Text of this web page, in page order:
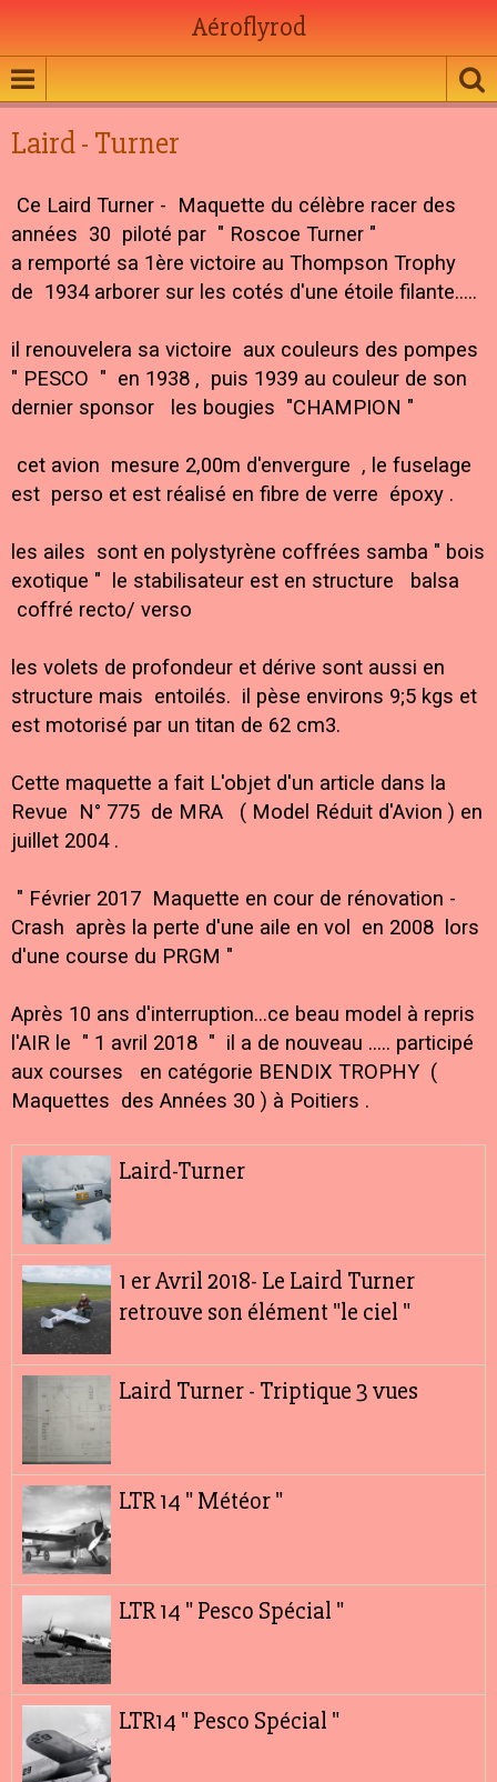
Aéroflyrod
Laird - Turner
Ce Laird Turner - Maquette du célèbre racer des
années 30 piloté par " Roscoe Turner "
a remporté sa 1ère victoire au Thompson Trophy
de 1934 arborer sur les cotés d'une étoile filante.....
il renouvelera sa victoire aux couleurs des pompes
" PESCO " en 1938 , puis 1939 au couleur de son
dernier sponsor les bougies "CHAMPION "
cet avion mesure 2,00m d'envergure , le fuselage
est perso et est réalisé en fibre de verre époxy .
les ailes sont en polystyrène coffrées samba " bois
exotique " le stabilisateur est en structure balsa
coffré recto/ verso
les volets de profondeur et dérive sont aussi en
structure mais entoilés. il pèse environs 9;5 kgs et
est motorisé par un titan de 62 cm3.
Cette maquette a fait L'objet d'un article dans la
Revue N° 775 de MRA ( Model Réduit d'Avion ) en
juillet 2004 .
" Février 2017 Maquette en cour de rénovation -
Crash après la perte d'une aile en vol en 2008 lors
d'une course du PRGM "
Après 10 ans d'interruption...ce beau model à repris
l'AIR le " 1 avril 2018 " il a de nouveau ..... participé
aux courses en catégorie BENDIX TROPHY (
Maquettes des Années 30 ) à Poitiers .
Laird-Turner
1 er Avril 2018- Le Laird Turner
retrouve son élément "le ciel "
Laird Turner - Triptique 3 vues
LTR 14 " Météor "
LTR 14 " Pesco Spécial "
LTR14 " Pesco Spécial "